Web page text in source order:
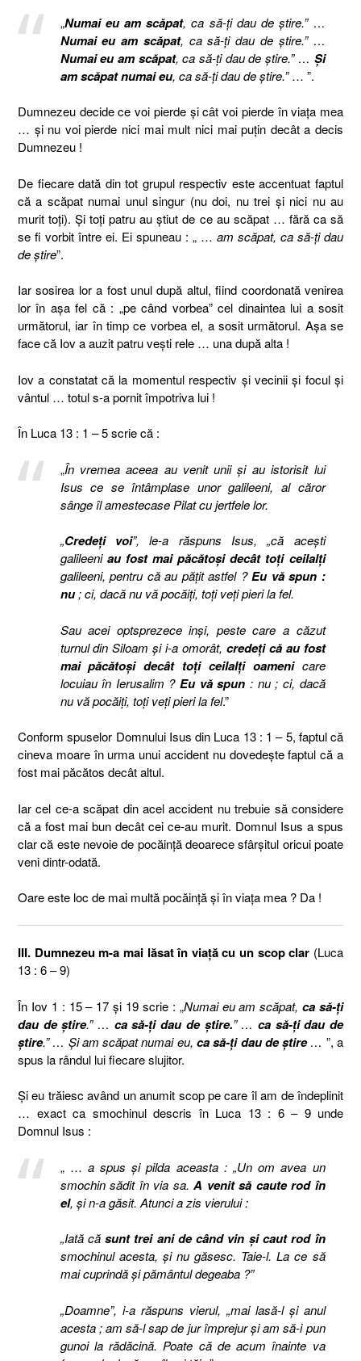
„Numai eu am scăpat, ca să-ţi dau de ştire.” …
Numai eu am scăpat, ca să-ţi dau de ştire.” …
Numai eu am scăpat, ca să-ţi dau de ştire.” … Şi
am scăpat numai eu, ca să-ţi dau de ştire.”… ”.
Dumnezeu decide ce voi pierde şi cât voi pierde în viaţa mea
… şi nu voi pierde nici mai mult nici mai puţin decât a decis
Dumnezeu !
De fiecare dată din tot grupul respectiv este accentuat faptul
că a scăpat numai unul singur (nu doi, nu trei şi nici nu au
murit toţi). Şi toţi patru au ştiut de ce au scăpat … fără ca să
se fi vorbit între ei. Ei spuneau : „ … am scăpat, ca să-ţi dau
de ştire”.
Iar sosirea lor a fost unul după altul, fiind coordonată venirea
lor în aşa fel că : „pe când vorbea” cel dinaintea lui a sosit
următorul, iar în timp ce vorbea el, a sosit următorul. Aşa se
face că Iov a auzit patru veşti rele … una după alta !
Iov a constatat că la momentul respectiv şi vecinii şi focul şi
vântul … totul s-a pornit împotriva lui !
În Luca 13 : 1 – 5 scrie că :
„În vremea aceea au venit unii şi au istorisit lui
Isus ce se întâmplase unor galileeni, al căror
sânge îl amestecase Pilat cu jertfele lor.
„Credeţi voi”, le-a răspuns Isus, „că aceşti
galileeni au fost mai păcătoşi decât toţi ceilalţi
galileeni, pentru că au păţit astfel ?Eu vă spun :
nu; ci, dacă nu vă pocăiţi, toţi veţi pieri la fel.
Sau acei optsprezece inşi, peste care a căzut
turnul din Siloam şi i-a omorât, credeţi că au fost
mai păcătoşi decât toţi ceilalţi oamenicare
locuiau în Ierusalim ?Eu vă spun : nu ; ci, dacă
nu vă pocăiţi, toţi veţi pieri la fel.”
Conform spuselor Domnului Isus din Luca 13 : 1 – 5, faptul că
cineva moare în urma unui accident nu dovedeşte faptul că a
fost mai păcătos decât altul.
Iar cel ce-a scăpat din acel accident nu trebuie să considere
că a fost mai bun decât cei ce-au murit. Domnul Isus a spus
clar că este nevoie de pocăinţă deoarece sfârşitul oricui poate
veni dintr-odată.
Oare este loc de mai multă pocăinţă şi în viaţa mea ? Da !
III. Dumnezeu m-a mai lăsat în viaţă cu un scop clar (Luca
13 : 6 – 9)
În Iov 1 : 15 – 17 şi 19 scrie : „Numai eu am scăpat,ca să-ţi
dau de ştire.” … ca să-ţi dau de ştire.” … ca să-ţi dau de
ştire.” … Şi am scăpat numai eu, ca să-ţi dau de ştire… ”, a
spus la rândul lui fiecare slujitor.
Şi eu trăiesc având un anumit scop pe care îl am de îndeplinit
… exact ca smochinul descris în Luca 13 : 6 – 9 unde
Domnul Isus :
„ … a spus şi pilda aceasta : „Un om avea un
smochin sădit în via sa. A venit să caute rod în
el, şi n-a găsit. Atunci a zis vierului :
„Iată căsunt trei ani de când vin şi caut rod în
smochinul acesta, şi nu găsesc. Taie-l. La ce să
mai cuprindă şi pământul degeaba ?”
„Doamne”, i-a răspuns vierul, „mai lasă-l şi anul
acesta ; am să-l sap de jur împrejur şi am să-i pun
gunoi la rădăcină. Poate că de acum înainte va